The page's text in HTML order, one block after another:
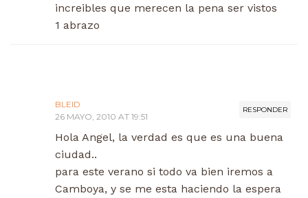
increibles que merecen la pena ser vistos
1 abrazo
RESPONDER
BLEID
26 MAYO, 2010 AT 19:51
Hola Angel, la verdad es que es una buena
ciudad..
para este verano si todo va bien iremos a
Camboya, y se me esta haciendo la espera